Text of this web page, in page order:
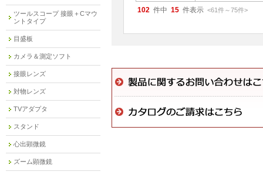
102 件中 15 件表示 <61件～75件>
ツールスコープ 接眼＋Cマウ
ントタイプ
目盛板
カメラ＆測定ソフト
接眼レンズ
対物レンズ
TVアダプタ
スタンド
心出顕微鏡
ズーム顕微鏡